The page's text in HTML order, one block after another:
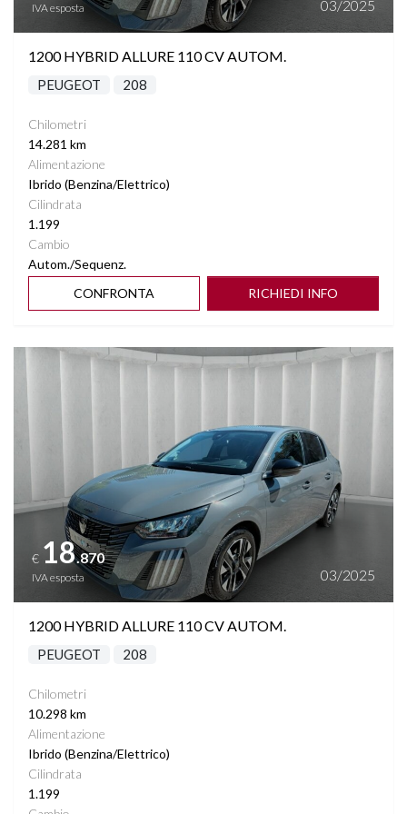
TASCHE SU RETROSCHIENALI SEDILI
VETRI SCURI
IVA esposta 03/2025
1200 HYBRID ALLURE 110 CV AUTOM.
PEUGEOT 208
Chilometri
14.281 km
Alimentazione
Ibrido (Benzina/Elettrico)
Cilindrata
1.199
Cambio
Autom./Sequenz.
CONFRONTA
RICHIEDI INFO
Vedi dettagli
€ 18.870
IVA esposta 03/2025
1200 HYBRID ALLURE 110 CV AUTOM.
PEUGEOT 208
Chilometri
10.298 km
Alimentazione
Ibrido (Benzina/Elettrico)
Cilindrata
1.199